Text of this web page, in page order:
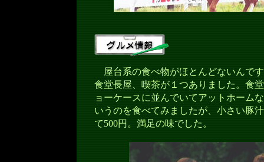
屋台系の食べ物がほとんどないんで
食堂長屋、喫茶が１つありました。食
ョーケースに並んでいてアットホーム
いうのを食べてみましたが、小さい豚
て500円。満足の味でした。